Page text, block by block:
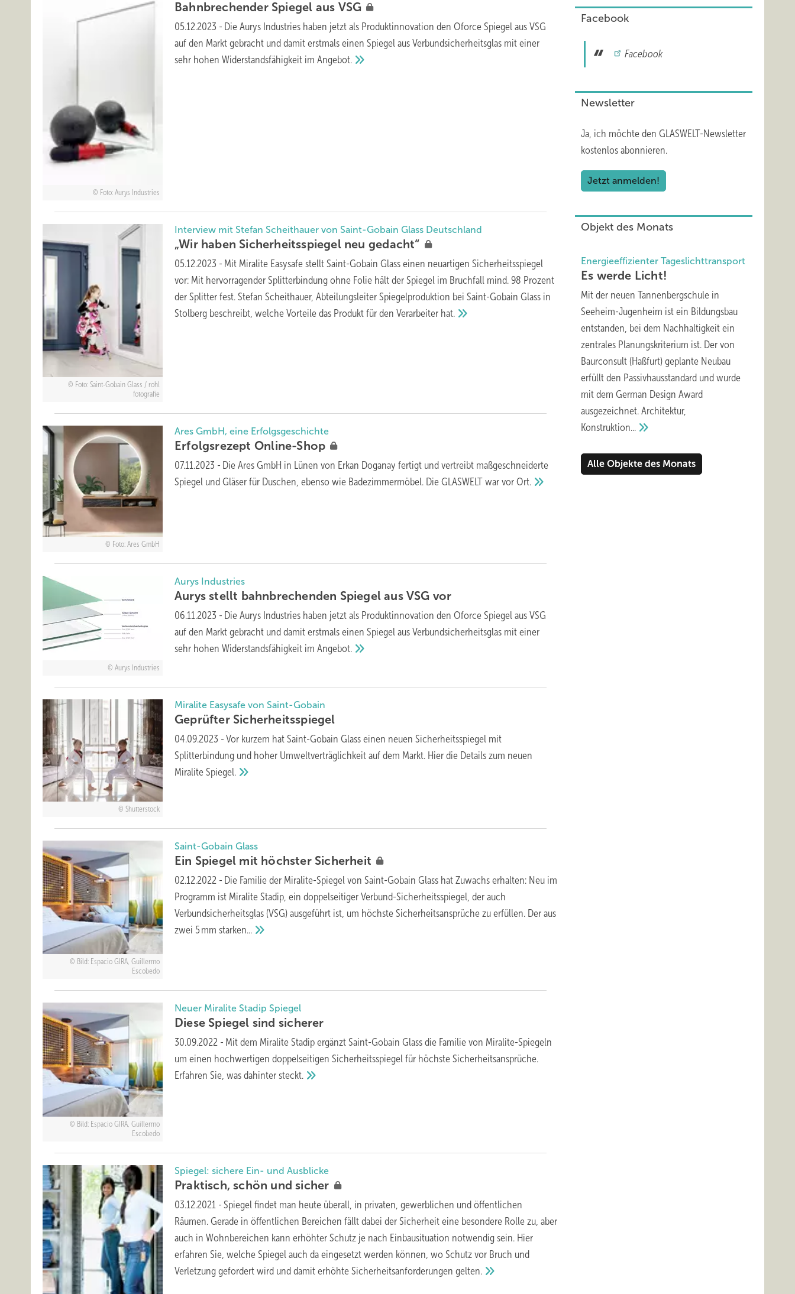
Foto: Aurys Industries
Bahnbrechender Spiegel aus VSG
05.12.2023 - Die Aurys Industries haben jetzt als Produktinnovation den Oforce Spiegel aus VSG
auf den Markt gebracht und damit ­erstmals einen Spiegel aus Verbundsicherheitsglas mit einer
sehr hohen Widerstandsfähigkeit imAngebot.
Foto: Saint-Gobain Glass / rohl
fotografie
Interview mit Stefan Scheithauer von Saint-Gobain Glass Deutschland
„Wir haben Sicherheitsspiegel neu gedacht“
05.12.2023 - Mit Miralite Easysafe stellt Saint-Gobain Glass einen neuartigen Sicherheits­spiegel
vor: Mit hervorragender Splitterbindung ohne Folie hält der Spiegel im Bruchfall mind. 98 Prozent
der Splitter fest. Stefan Scheithauer, Abteilungs­leiter Spiegelproduktion bei Saint-Gobain Glass in
Stolberg beschreibt, welche Vor­teile das Produkt für den Verarbeiter hat.
Foto: Ares GmbH
Ares GmbH, eine Erfolgsgeschichte
Erfolgsrezept Online-Shop
07.11.2023 - Die Ares GmbH in Lünen von Erkan Doganay fertigt und vertreibt maßgeschneiderte
Spiegel und Gläser für Duschen, ebenso wie Badezimmermöbel. Die GLASWELT war vorOrt.
Aurys Industries
Aurys Industries
Aurys stellt bahnbrechenden Spiegel aus VSG vor
06.11.2023 - Die Aurys Industries haben jetzt als Produktinnovation den Oforce Spiegel aus VSG
auf den Markt gebracht und damit erstmals einen Spiegel aus Verbundsicherheitsglas mit einer
sehr hohen Widerstandsfähigkeit imAngebot.
Shutterstock
Miralite Easysafe von Saint-Gobain
Geprüfter Sicherheitsspiegel
04.09.2023 - Vor kurzem hat Saint-Gobain Glass einen neuen Sicherheitsspiegel mit
Splitterbindung und hoher Umweltverträglichkeit auf dem Markt. Hier die Details zum neuen
MiraliteSpiegel.
Bild: Espacio GIRA, Guillermo
Escobedo
Saint-Gobain Glass
Ein Spiegel mit höchster Sicherheit
02.12.2022 - Die Familie der Miralite-Spiegel von Saint-Gobain Glass hat Zuwachs erhalten: Neu im
Programm ist Miralite Stadip, ein doppelseitiger Verbund-Sicherheitsspiegel, der auch
Verbundsicherheitsglas (VSG) ausgeführt ist, um höchste Sicherheitsansprüche zu erfüllen. Der aus
zwei 5 mmstarken...
Bild: Espacio GIRA, Guillermo
Escobedo
Neuer Miralite Stadip Spiegel
Diese Spiegel sind sicherer
30.09.2022 - Mit dem Miralite Stadip ergänzt Saint-Gobain Glass die Familie von Miralite-Spiegeln
um einen hochwertigen doppelseitigen Sicherheitsspiegel für höchste Sicherheitsansprüche.
Erfahren Sie, was dahintersteckt.
Spiegel: sichere Ein- und Ausblicke
Praktisch, schön undsicher
03.12.2021 - Spiegel findet man heute überall, in privaten, gewerblichen und öffentlichen
Räumen. Gerade in öffentlichen Bereichen fällt dabei der Sicherheit eine besondere Rolle zu, aber
auch in Wohnbereichen kann erhöhter Schutz je nach Einbausituation notwendig sein. Hier
erfahren Sie, welche Spiegel auch da eingesetzt werden können, wo Schutz vor Bruch und
Verletzung gefordert wird und damit erhöhte Sicherheitsanforderungengelten.
Facebook
Facebook
Newsletter
Ja, ich möchte den GLASWELT-Newsletter
kostenlos abonnieren.
Jetzt anmelden!
Objekt des Monats
Energieeffizienter Tageslichttransport
Es werde Licht!
Mit der neuen Tannenbergschule in
Seeheim-Jugenheim ist ein Bildungsbau
entstanden, bei dem Nachhaltigkeit ein
zentrales Planungskriterium ist. Der von
Baurconsult (Haßfurt) geplante Neubau
erfüllt den Passivhausstandard und wurde
mit dem German Design Award
ausgezeichnet. Architektur,
Konstruktion...
Alle Objekte des Monats